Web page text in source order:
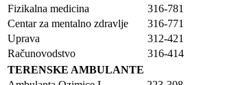
Fizikalna medicina
316-781
Centar za mentalno zdravlje
316-771
Uprava
312-421
Računovodstvo
316-414
TERENSKE AMBULANTE